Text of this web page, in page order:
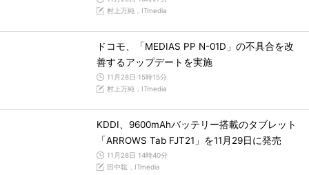
村上万純，ITmedia
ドコモ、「MEDIAS PP N-01D」の不具合を改
善するアップデートを実施
11月28日 15時15分
村上万純，ITmedia
KDDI、9600mAhバッテリー搭載のタブレット
「ARROWS Tab FJT21」を11月29日に発売
11月28日 14時40分
田中聡，ITmedia